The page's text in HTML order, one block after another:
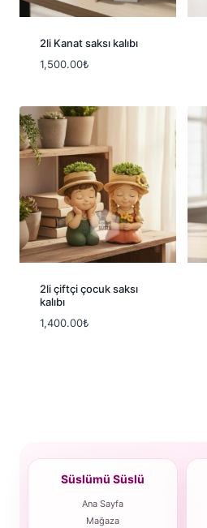
2li Kanat saksı kalıbı
1,500.00₺
2li çiftçi çocuk saksı
kalıbı
1,400.00₺
Süslümü Süslü
Ana Sayfa
Mağaza